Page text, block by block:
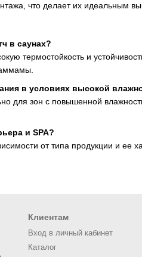
что делает их
в саунах?
термостойкость и
в условиях высокой
для зон с повышенной
и SPA?
от типа продукции и ее
Клиентам
Вход в личный кабинет
Каталог